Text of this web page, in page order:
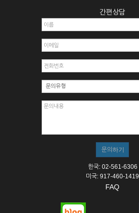
간편상담
한국: 02-561-6306
미국: 917-460-1419
FAQ